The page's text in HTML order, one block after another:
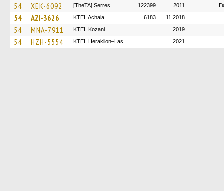
54 XEK-6092 [TheTA] Serres 122399 2011
54 AZI-3626 KTEL Achaia 6183 11.2018
54 MNA-7911 ΚΤΕL Kozani 2019
54 HZH-5554 KTEL Heraklion–Las. 2021